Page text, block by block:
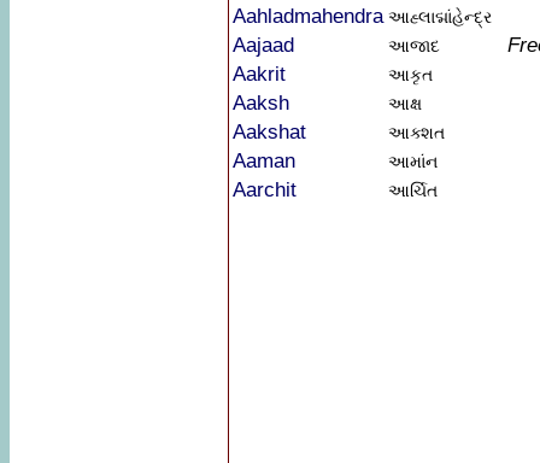
Aahladmahendra આહ્લાદ્માંહેન્દ્ર
Aajaad આજાદ
Aakrit
આકૃત
Aaksh આક્ષ
Aakshat આક્શત
Aaman આમાંન
Aarchit આર્ચિત